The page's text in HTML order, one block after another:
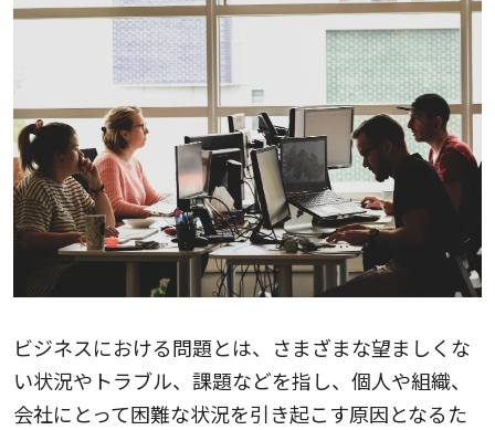
ビジネスにおける問題とは、さまざまな望ましくな
い状況やトラブル、課題などを指し、個人や組織、
会社にとって困難な状況を引き起こす原因となるた